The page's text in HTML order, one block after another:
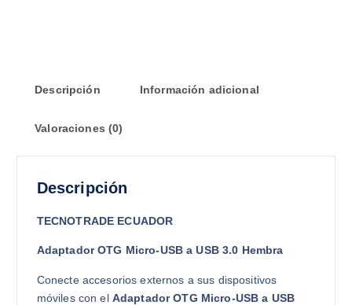
Descripción Información adicional
Valoraciones (0)
Descripción
TECNOTRADE ECUADOR
Adaptador OTG Micro-USB a USB 3.0 Hembra
Conecte accesorios externos a sus dispositivos
móviles con el Adaptador OTG Micro-USB a USB